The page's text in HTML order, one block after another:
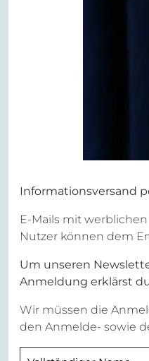
Informationsversand
E-Mails mit
Nutzer können dem
Um unseren
Anmeldung erklärst
Wir müssen die
den Anmelde- sowie